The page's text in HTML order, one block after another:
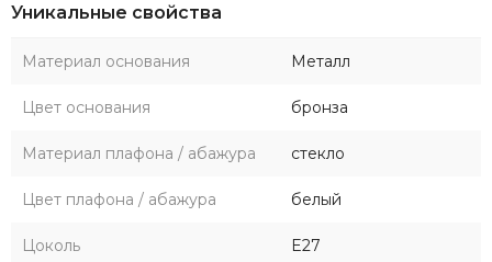
Уникальные свойства
Материал основания Металл
Цвет основания бронза
Материал плафона / абажура стекло
Цвет плафона / абажура белый
Цоколь E27